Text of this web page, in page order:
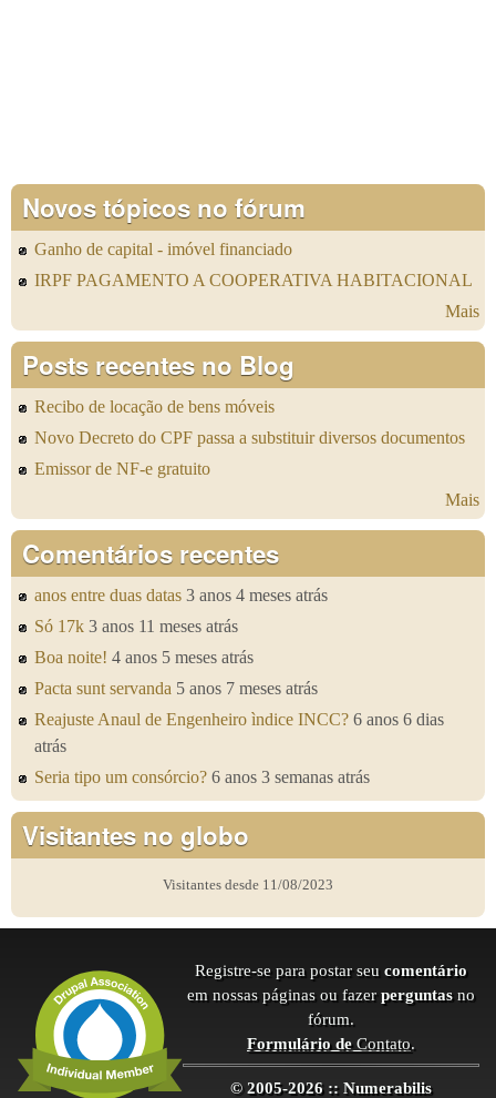
Novos tópicos no fórum
Ganho de capital - imóvel financiado
IRPF PAGAMENTO A COOPERATIVA HABITACIONAL
Mais
Posts recentes no Blog
Recibo de locação de bens móveis
Novo Decreto do CPF passa a substituir diversos documentos
Emissor de NF-e gratuito
Mais
Comentários recentes
anos entre duas datas 3 anos 4 meses atrás
Só 17k 3 anos 11 meses atrás
Boa noite! 4 anos 5 meses atrás
Pacta sunt servanda 5 anos 7 meses atrás
Reajuste Anaul de Engenheiro ìndice INCC? 6 anos 6 dias
atrás
Seria tipo um consórcio? 6 anos 3 semanas atrás
Visitantes no globo
Visitantes desde 11/08/2023
Registre-se para postar seu comentário
em nossas páginas ou fazer perguntas no
fórum.
Formulário deContato.
© 2005-2026 :: Numerabilis